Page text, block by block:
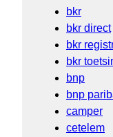
bkr
bkr direct
bkr
bkr
bnp
bnp
camper
cetelem